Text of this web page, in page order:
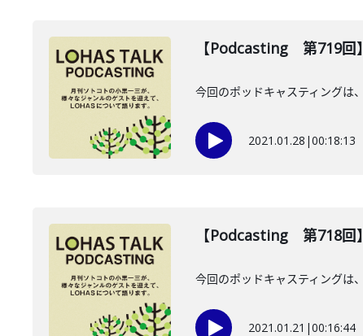
【Podcasting 第719回
今回のポッドキャスティングは
2021.01.28 |00:18:13
【Podcasting 第718回
今回のポッドキャスティングは
2021.01.21 |00:16:44